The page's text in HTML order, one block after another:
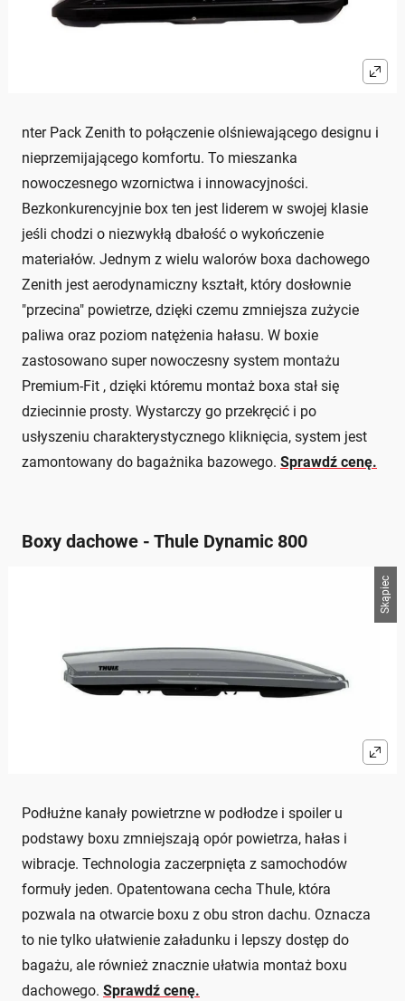
nter Pack Zenith to połączenie olśniewającego designu i
nieprzemijającego komfortu. To mieszanka
nowoczesnego wzornictwa i innowacyjności.
Bezkonkurencyjnie box ten jest liderem w swojej klasie
jeśli chodzi o niezwykłą dbałość o wykończenie
materiałów. Jednym z wielu walorów boxa dachowego
Zenith jest aerodynamiczny kształt, który dosłownie
"przecina" powietrze, dzięki czemu zmniejsza zużycie
paliwa oraz poziom natężenia hałasu. W boxie
zastosowano super nowoczesny system montażu
Premium-Fit , dzięki któremu montaż boxa stał się
dziecinnie prosty. Wystarczy go przekręcić i po
usłyszeniu charakterystycznego kliknięcia, system jest
zamontowany do bagażnika bazowego. Sprawdź cenę.
Boxy dachowe - Thule Dynamic 800
Skąpiec
Podłużne kanały powietrzne w podłodze i spoiler u
podstawy boxu zmniejszają opór powietrza, hałas i
wibracje. Technologia zaczerpnięta z samochodów
formuły jeden. Opatentowana cecha Thule, która
pozwala na otwarcie boxu z obu stron dachu. Oznacza
to nie tylko ułatwienie załadunku i lepszy dostęp do
bagażu, ale również znacznie ułatwia montaż boxu
dachowego. Sprawdź cenę.